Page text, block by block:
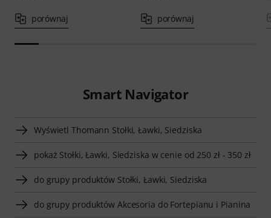
porównaj porównaj
Smart Navigator
Wyświetl Thomann Stołki, Ławki, Siedziska
pokaż Stołki, Ławki, Siedziska w cenie od 250 zł - 350 zł
do grupy produktów Stołki, Ławki, Siedziska
do grupy produktów Akcesoria do Fortepianu i Pianina